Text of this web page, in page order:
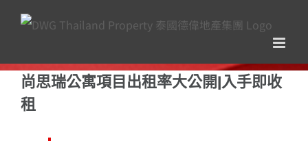
Skip
尚思瑞公寓項目出租率大公開|入手即收
租